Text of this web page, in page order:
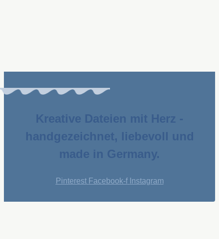
Kreative Dateien mit Herz -
handgezeichnet, liebevoll und
made in Germany.
Pinterest Facebook-f Instagram